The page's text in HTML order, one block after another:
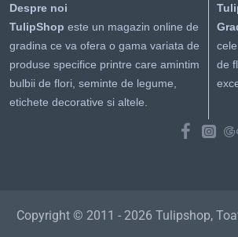
Despre noi
TulipShop este un magazin online de
gradina ce va ofera o gama variata de
produse specifice printre care amintim
bulbii de flori, seminte de legume,
etichete decorative si altele.
de
Copyright © 2011 - 2026 Tulipshop,